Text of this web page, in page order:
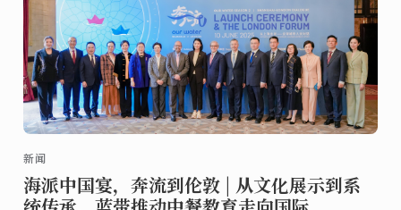
新闻
海派中国宴，奔流到伦敦 | 从文化展示到系